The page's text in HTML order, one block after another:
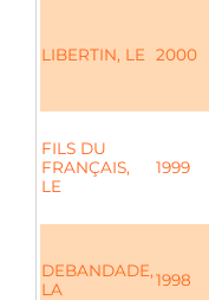
LIBERTIN, LE 2000
FILS DU
FRANÇAIS,
LE
1999
DEBANDADE,
LA
1998